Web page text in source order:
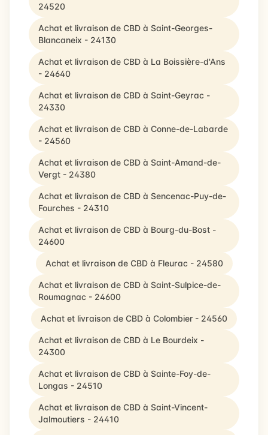
24520
Achat et livraison de CBD à Saint-Georges-
Blancaneix - 24130
Achat et livraison de CBD à La Boissière-d'Ans
- 24640
Achat et livraison de CBD à Saint-Geyrac -
24330
Achat et livraison de CBD à Conne-de-Labarde
- 24560
Achat et livraison de CBD à Saint-Amand-de-
Vergt - 24380
Achat et livraison de CBD à Sencenac-Puy-de-
Fourches - 24310
Achat et livraison de CBD à Bourg-du-Bost -
24600
Achat et livraison de CBD à Fleurac - 24580
Achat et livraison de CBD à Saint-Sulpice-de-
Roumagnac - 24600
Achat et livraison de CBD à Colombier - 24560
Achat et livraison de CBD à Le Bourdeix -
24300
Achat et livraison de CBD à Sainte-Foy-de-
Longas - 24510
Achat et livraison de CBD à Saint-Vincent-
Jalmoutiers - 24410